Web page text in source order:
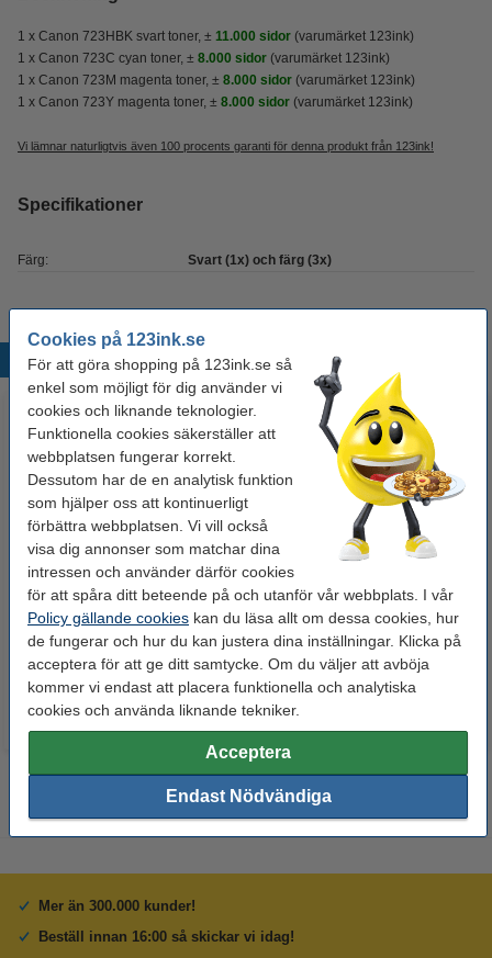
Cookies på 123ink.se
För att göra shopping på 123ink.se så
enkel som möjligt för dig använder vi
cookies och liknande teknologier.
Funktionella cookies säkerställer att
webbplatsen fungerar korrekt.
Dessutom har de en analytisk funktion
som hjälper oss att kontinuerligt
förbättra webbplatsen. Vi vill också
visa dig annonser som matchar dina
intressen och använder därför cookies
för att spåra ditt beteende på och utanför vår webbplats. I vår
Policy gällande cookies kan du läsa allt om dessa cookies, hur
de fungerar och hur du kan justera dina inställningar. Klicka på
acceptera för att ge ditt samtycke. Om du väljer att avböja
kommer vi endast att placera funktionella och analytiska
cookies och använda liknande tekniker.
Acceptera
Endast Nödvändiga
1 x Canon 723HBK svart toner, ± 11.000 sidor (varumärket 123ink)
1 x Canon 723C cyan toner, ± 8.000 sidor (varumärket 123ink)
1 x Canon 723M magenta toner, ± 8.000 sidor (varumärket 123ink)
1 x Canon 723Y magenta toner, ± 8.000 sidor (varumärket 123ink)
Vi lämnar naturligtvis även 100 procents garanti för denna produkt från 123ink!
Specifikationer
Färg: Svart (1x) och färg (3x)
Populära produkter
Canon CLI-526BK svart
rengöringspatron med chip
(varumärket 123ink)
55 kr Inkl. 25% Moms
Canon CLI-526M magenta
rengöringspatron med chip
(varumärket 123ink)
55 kr Inkl. 25% Moms
Mer än 300.000 kunder!
Beställ innan 16:00 så skickar vi idag!